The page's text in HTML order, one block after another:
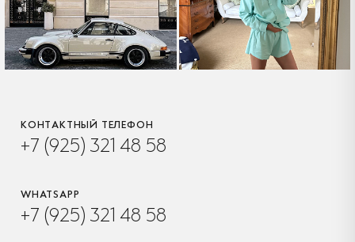
КОНТАКТНЫЙ ТЕЛЕФОН
+7 (925) 321 48 58
WHATSAPP
+7 (925) 321 48 58